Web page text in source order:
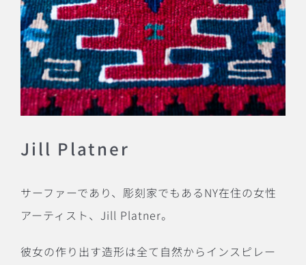
Jill Platner
サーファーであり、彫刻家でもあるNY在住の女性
アーティスト、Jill Platner。
彼女の作り出す造形は全て自然からインスピレー